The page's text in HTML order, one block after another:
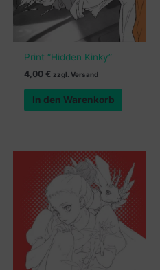
Print “Hidden Kinky”
4,00€ zzgl. Versand
In den Warenkorb